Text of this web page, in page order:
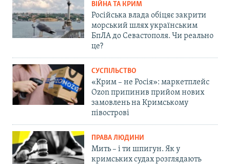
ВІЙНА ТА КРИМ
Російська влада обіцяє закрити
морський шлях українським
БпЛА до Севастополя. Чи реально
це?
СУСПІЛЬСТВО
«Крим – не Росія»: маркетплейс
Ozon припинив прийом нових
замовлень на Кримському
півострові
ПРАВА ЛЮДИНИ
Мить – і ти шпигун. Як у
кримських судах розглядають